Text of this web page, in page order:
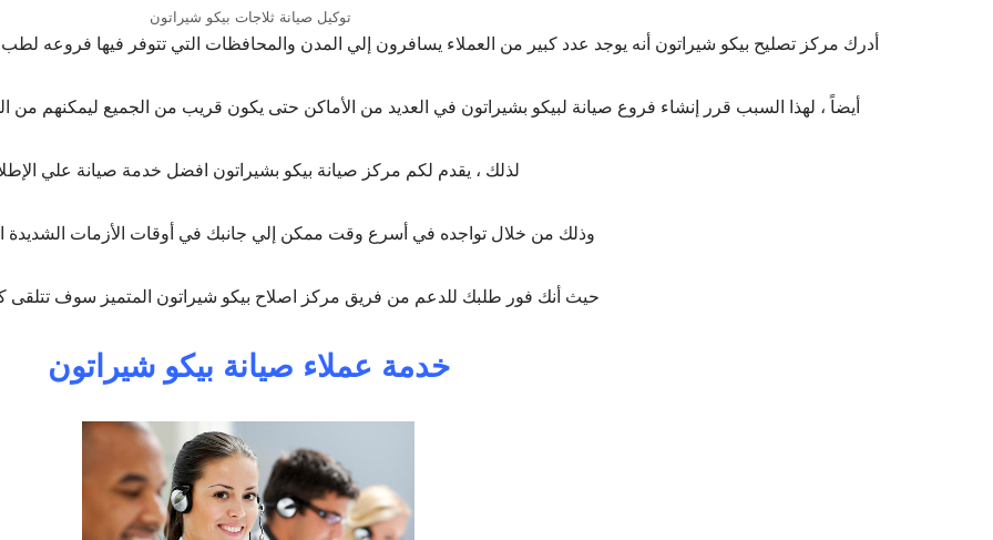
توكيل صيانة ثلاجات بيكو شيراتون
أدرك مركز تصليح بيكو شيراتون أنه يوجد عدد كبير من العملاء يسافرون إلي المدن والمحافظات التي تتوفر فيها فروعه
أيضاً ، لهذا السبب قرر إنشاء فروع صيانة لبيكو بشيراتون في العديد من الأماكن حتى يكون قريب من الجميع ليمكنهم
لذلك ، يقدم لكم مركز صيانة بيكو بشيراتون افضل خدمة صيانة علي
وذلك من خلال تواجده في أسرع وقت ممكن إلي جانبك في أوقات الأزمات الشديدة
حيث أنك فور طلبك للدعم من فريق مركز اصلاح بيكو شيراتون المتميز سوف تتلقى
خدمة عملاء صيانة بيكو شيراتون